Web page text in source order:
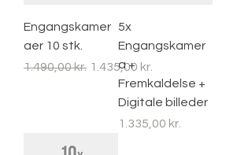
Engangskamer
aer 10 stk.
Regulær pris
1.490,00 kr. Salgspris
1.435,00 kr.
5x
Engangskamer
a +
Fremkaldelse +
Digitale billeder
Pris
1.335,00 kr.